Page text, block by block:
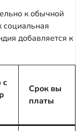
к обычной
социальная
добавляется к
с
Срок вы
платы